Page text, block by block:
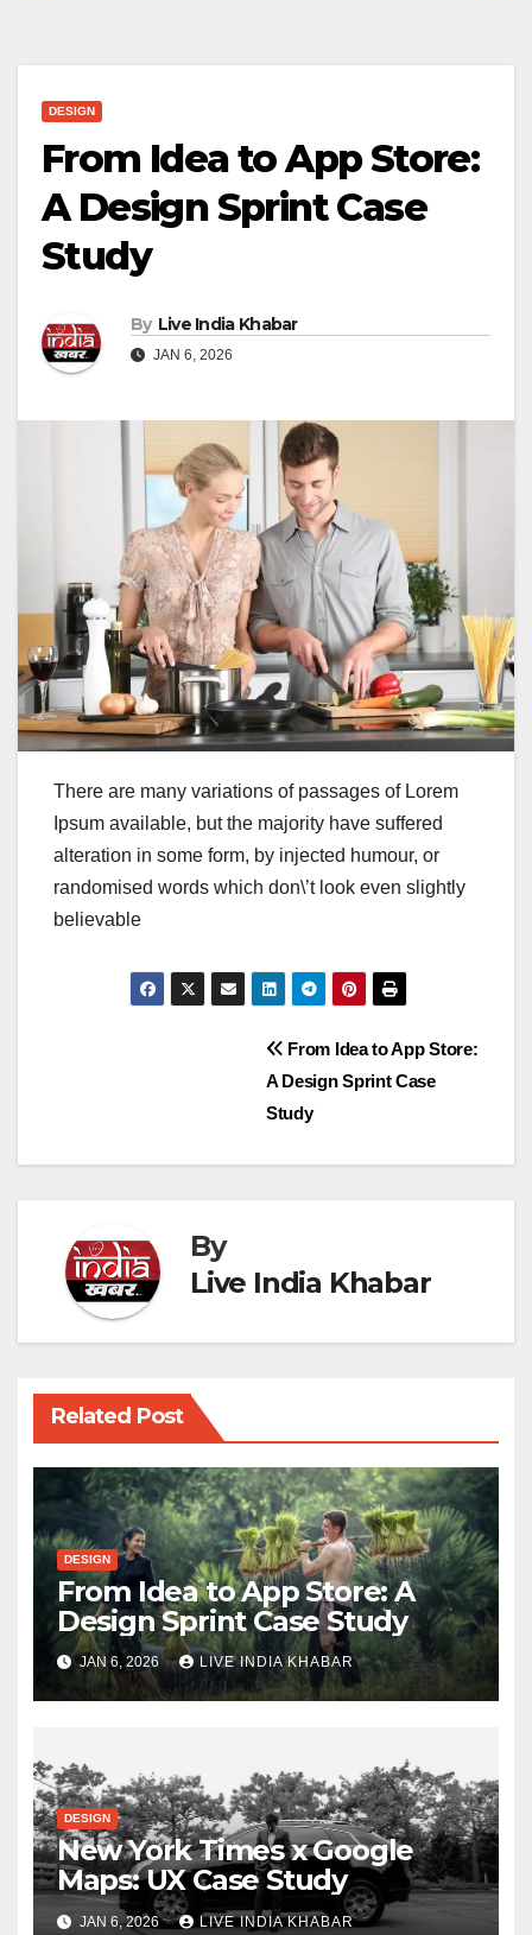
DESIGN
From Idea to App Store:
A Design Sprint Case
Study
By Live India Khabar
JAN 6, 2026
There are many variations of passages of Lorem
Ipsum available, but the majority have suffered
alteration in some form, by injected humour, or
randomised words which don\’t look even slightly
believable
From Idea to App Store:
A Design Sprint Case
Study
By
Live India Khabar
Related Post
DESIGN
From Idea to App Store: A
Design Sprint Case Study
JAN 6, 2026 LIVE INDIA KHABAR
DESIGN
New York Times x Google
Maps: UX Case Study
JAN 6, 2026 LIVE INDIA KHABAR